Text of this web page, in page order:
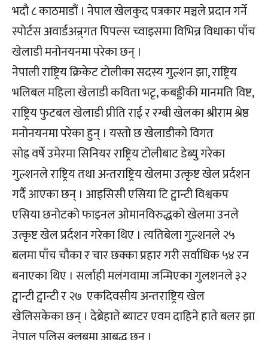
भदौ ८ काठमाडौं । नेपाल खेलकुद पत्रकार मञ्चले प्रदान गर्ने
स्पोर्टस अवार्डअन्र्गत पिपल्स च्वाइसमा विभिन्न विधाका पाँच
खेलाडी मनोनयनमा परेका छन् ।
नेपाली राष्ट्रिय क्रिकेट टोलीका सदस्य गुल्शन झा, राष्ट्रिय
भलिबल महिला खेलाडी कविता भटृ, कबड्डीकी मानमति विष्ट,
राष्ट्रिय फुटबल खेलाडी प्रीति राई र रग्बी खेलका श्रीराम श्रेष्ठ
मनोनयनमा परेका हुन् । यस्तो छ खेलाडीको विगत
सोह्र वर्षे उमेरमा सिनियर राष्ट्रिय टोलीबाट डेब्यु गरेका
गुल्शनले राष्ट्रिय तथा अन्तराष्ट्रिय खेलमा उत्कृष्ट खेल प्रर्दशन
गर्दै आएका छन् । आइसिसी एसिया टि ट्वान्टी विश्वकप
एसिया छनोटको फाइनल ओमानविरुद्धको खेलमा उनले
उत्कृष्ट खेल प्रर्दशन गरेका थिए । त्यतिबेला गुल्शनले २५
बलमा पाँच चौका र चार छक्का प्रहार गरी सर्वाधिक ५४ रन
बनाएका थिए । सर्लाही मलंगवामा जन्मिएका गुलशनले ३२
ट्वान्टी ट्वान्टी र २७ एकदिवसीय अन्तराष्ट्रिय खेल
खेलिसकेका छन् । देब्रेहाते ब्याटर एवम दाहिने हाते बलर झा